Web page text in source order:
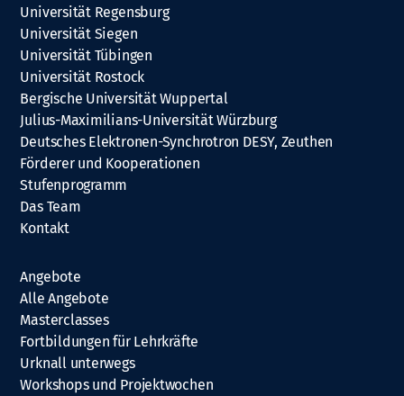
Universität Regensburg
Universität Siegen
Universität Tübingen
Universität Rostock
Bergische Universität Wuppertal
Julius-Maximilians-Universität Würzburg
Deutsches Elektronen-Synchrotron DESY, Zeuthen
Förderer und Kooperationen
Stufenprogramm
Das Team
Kontakt
Angebote
Alle Angebote
Masterclasses
Fortbildungen für Lehrkräfte
Urknall unterwegs
Workshops und Projektwochen